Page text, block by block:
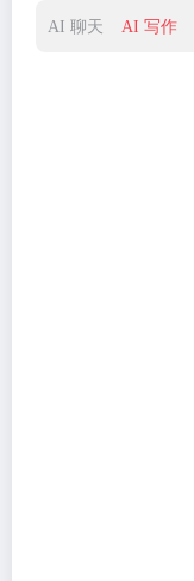
AI 聊天 AI 写作